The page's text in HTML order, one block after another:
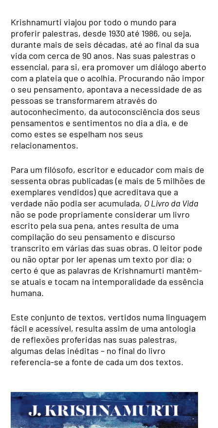
Krishnamurti viajou por todo o mundo para
proferir palestras, desde 1930 até 1986, ou seja,
durante mais de seis décadas, até ao final da sua
vida com cerca de 90 anos. Nas suas palestras o
essencial, para si, era promover um diálogo aberto
com a plateia que o acolhia. Procurando não impor
o seu pensamento, apontava a necessidade de as
pessoas se transformarem através do
autoconhecimento, da autoconsciência dos seus
pensamentos e sentimentos no dia a dia, e de
como estes se espelham nos seus
relacionamentos.
Para um filósofo, escritor e educador com mais de
sessenta obras publicadas (e mais de 5 milhões de
exemplares vendidos) que acreditava que a
verdade não podia ser acumulada, O Livro da Vida
não se pode propriamente considerar um livro
escrito pela sua pena, antes resulta de uma
compilação do seu pensamento e discurso
transcrito em várias das suas obras. O leitor pode
ou não optar por ler apenas um texto por dia; o
certo é que as palavras de Krishnamurti mantêm-
se atuais e tocam na intemporalidade da essência
humana.
Este conjunto de textos, vertidos numa linguagem
fácil e acessível, resulta assim de uma antologia
de reflexões proferidas nas suas palestras,
algumas delas inéditas – no final do livro
referencia-se a fonte de cada um dos textos.